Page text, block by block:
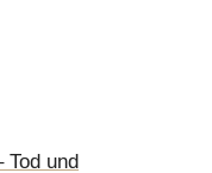
Tod und